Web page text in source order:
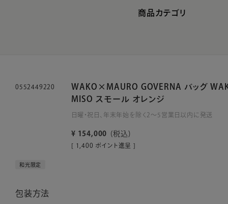
商品カテゴリ
0552449220
WAKO×MAURO GOVERNA バッグ
MISO スモール オレンジ
日曜・祝日、年末年始を除く2～5営業日以内に発送
¥ 154,000 税込
[ 1,400 ポイント進呈 ]
和光限定
包装方法